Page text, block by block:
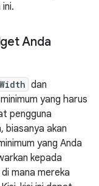
Anda
dan
yang harus
pengguna
biasanya akan
yang Anda
kepada
mana mereka